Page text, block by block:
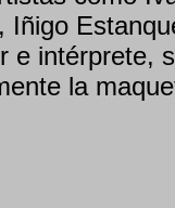
Iñigo
e intérprete,
la